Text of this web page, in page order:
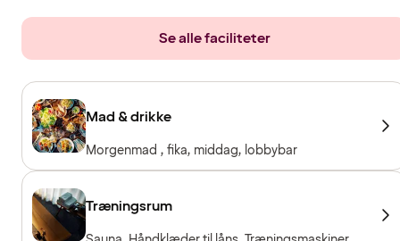
Se alle faciliteter
Mad & drikke
Morgenmad , fika, middag, lobbybar
Træningsrum